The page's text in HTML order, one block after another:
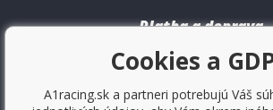
Platba a doprava
Cookies a
A1racing.sk a partneri potrebujú Váš